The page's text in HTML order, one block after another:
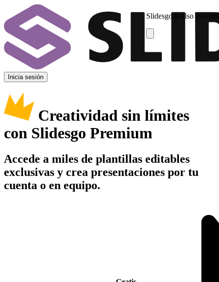
Slidesgo is also
Inicia sesión
Creatividad sin límites
con Slidesgo Premium
Accede a miles de plantillas editables
exclusivas y crea presentaciones por tu
cuenta o en equipo.